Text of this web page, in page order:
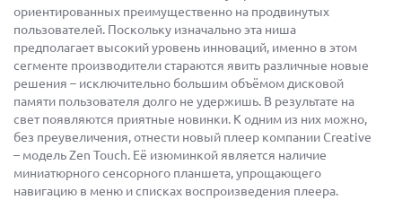
ориентированных преимущественно на продвинутых
пользователей. Поскольку изначально эта ниша
предполагает высокий уровень инноваций, именно в этом
сегменте производители стараются явить различные новые
решения – исключительно большим объёмом дисковой
памяти пользователя долго не удержишь. В результате на
свет появляются приятные новинки. К одним из них можно,
без преувеличения, отнести новый плеер компании Creative
– модель Zen Touch. Её изюминкой является наличие
миниатюрного сенсорного планшета, упрощающего
навигацию в меню и списках воспроизведения плеера.